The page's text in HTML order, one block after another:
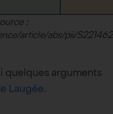
:
article/abs/pii/
quelques arguments
Laugée.